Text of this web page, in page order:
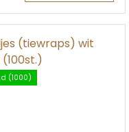
(tiewraps) wit
(1000)